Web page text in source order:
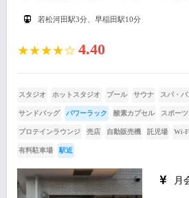
若松河田駅3分、早稲田駅10分
★★★★☆ 4.40
スタジオ ホットスタジオ プール サウナ スパ・
サンドバッグ パワーラック 酸素カプセル スポー
プロテインラウンジ 売店 自動販売機 託児場 Wi-
有料駐車場 駅近
月